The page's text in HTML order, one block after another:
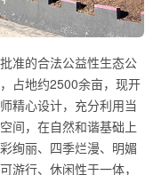
准的合法公益性生态公
占地约2500余亩，现开
精心设计，充分利用当
间，在自然和谐基础上
绚丽、四季烂漫、明媚
游行、休闲性于一体，